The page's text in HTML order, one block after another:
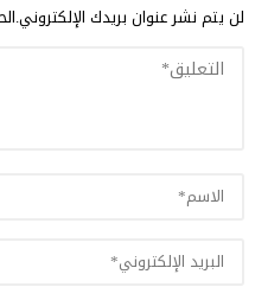
لن يتم نشر عنوان بريدك الإلكتروني.